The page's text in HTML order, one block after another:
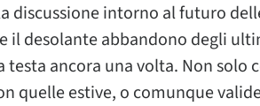
discussione intorno al futuro
il desolante abbandono degli
testa ancora una volta. Non solo
quelle estive, o comunque